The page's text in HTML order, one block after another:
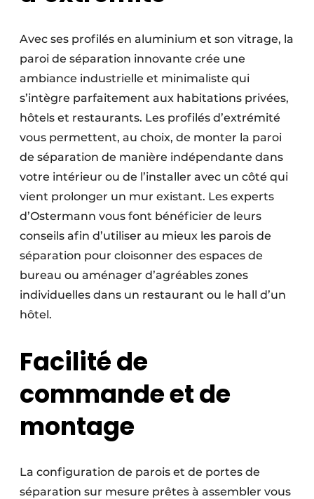
Avec ses profilés en aluminium et son vitrage, la
paroi de séparation innovante crée une
ambiance industrielle et minimaliste qui
s’intègre parfaitement aux habitations privées,
hôtels et restaurants. Les profilés d’extrémité
vous permettent, au choix, de monter la paroi
de séparation de manière indépendante dans
votre intérieur ou de l’installer avec un côté qui
vient prolonger un mur existant. Les experts
d’Ostermann vous font bénéficier de leurs
conseils afin d’utiliser au mieux les parois de
séparation pour cloisonner des espaces de
bureau ou aménager d’agréables zones
individuelles dans un restaurant ou le hall d’un
hôtel.
Facilité de
commande et de
montage
La configuration de parois et de portes de
séparation sur mesure prêtes à assembler vous